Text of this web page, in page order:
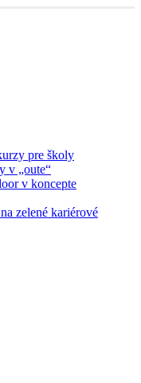
pre školy
v „oute“
v koncepte
zelené kariérové